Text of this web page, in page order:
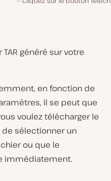
généré sur votre
en fonction de
il se peut que
voulez télécharger le
de sélectionner un
ou que le
immédiatement.